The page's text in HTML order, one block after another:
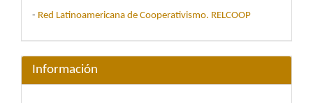
- Red Latinoamericana de Cooperativismo. RELCOOP
Información